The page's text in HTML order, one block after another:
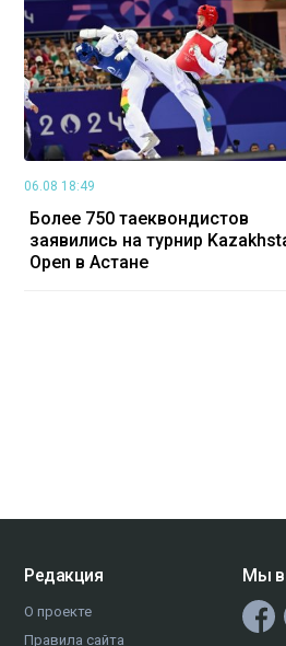
06.08 18:49
Более 750 таеквондистов
заявились на турнир
Open в Астане
Редакция
О проекте
Правила сайта
Мы в